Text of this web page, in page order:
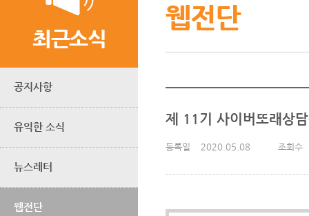
최근소식
공지사항
유익한 소식
뉴스레터
웹전단
웹전단
제 11기 사이버또래상
등록일 2020.05.08 조회수